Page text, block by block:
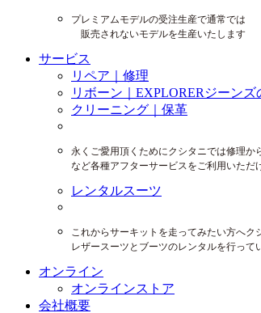
プレミアムモデルの受注生産で通常では
販売されないモデルを生産いたします
サービス
リペア｜修理
リボーン｜EXPLORERジーン
クリーニング｜保革
永くご愛用頂くためにクシタニでは修理か
など各種アフターサービスをご利用いただ
レンタルスーツ
これからサーキットを走ってみたい方へク
レザースーツとブーツのレンタルを行って
オンライン
オンラインストア
会社概要